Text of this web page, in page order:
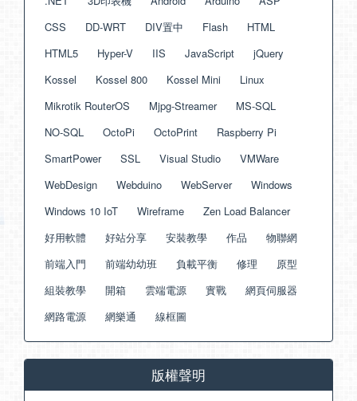
CSS
DD-WRT DIV置中 Flash
HTML
HTML5
Hyper-V IIS JavaScript
jQuery
Kossel
Kossel 800 Kossel Mini
Linux
Mikrotik RouterOS
Mjpg-Streamer
MS-SQL
NO-SQL
OctoPi OctoPrint
Raspberry Pi
SmartPower
SSL Visual Studio
VMWare
WebDesign
Webduino WebServer
Windows
Windows 10 IoT
Wireframe
Zen Load Balancer
好用軟體
好站分享 安裝教學 作品
物聯網
前端入門
前端幼幼班 負載平衡 修理
原型
組裝教學
開箱 雲端電源 實戰
網頁伺服器
網路電源
網樂通 線框圖
版權聲明